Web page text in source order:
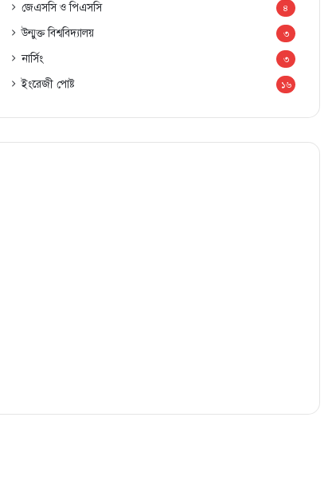
জেএসসি ও পিএসসি ৪
উন্মুক্ত বিশ্ববিদ্যালয় ৩
নার্সিং ৩
ইংরেজী পোষ্ট ১৬